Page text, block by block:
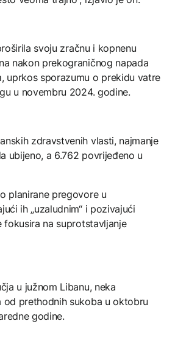
svoju zračnu i kopnenu
nakon prekograničnog napada
uprkos sporazumu o prekidu vatre
u novembru 2024. godine.
zdravstvenih vlasti, najmanje
ubijeno, a 6.762 povrijeđeno u
planirane pregovore u
ih „uzaludnim“ i pozivajući
fokusira na suprotstavljanje
u južnom Libanu, neka
od prethodnih sukoba u oktobru
godine.